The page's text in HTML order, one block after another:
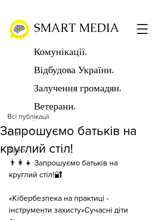
SMART MEDIA
Комунікації.
Відбудова України.
Залучення громадян.
Ветерани.
Всі публікації
Статті
Відео
Всі публікації
Запрошуємо батьків на
круглий стіл!
SMART MEDIA
6 бер. Читати 1 хв
👨‍👩‍👧 Запрошуємо батьків на
круглий стіл!🔐
«Кібербезпека на практиці -
інструменти захисту»Сучасні діти